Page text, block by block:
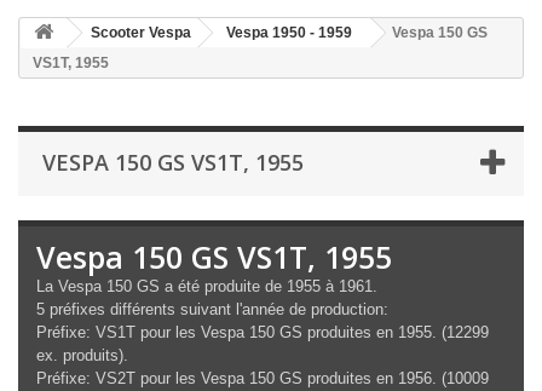
Scooter Vespa Vespa 1950 - 1959
Vespa 150 GS
VS1T, 1955
VESPA 150 GS VS1T, 1955
Vespa 150 GS VS1T, 1955
La Vespa 150 GS a été produite de 1955 à 1961.
5 préfixes différents suivant l'année de production:
Préfixe: VS1T pour les Vespa 150 GS produites en 1955. (12299
ex. produits).
Préfixe: VS2T pour les Vespa 150 GS produites en 1956. (10009